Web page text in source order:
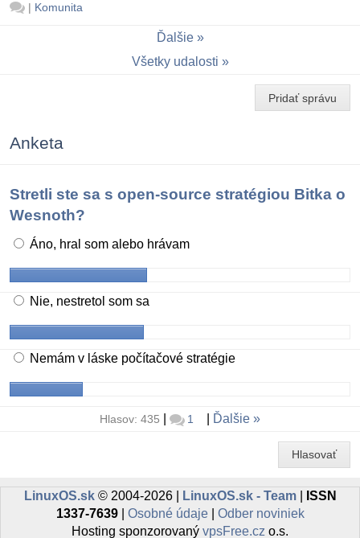
| Komunita
Ďalšie
Všetky udalosti
Pridať správu
Anketa
Stretli ste sa s open-source stratégiou Bitka o
Wesnoth?
Áno, hral som alebo hrávam
Nie, nestretol som sa
Nemám v láske počítačové stratégie
Hlasov: 435 1 Ďalšie
Hlasovať
LinuxOS.sk© 2004-2026 | LinuxOS.sk - Team|
ISSN
1337-7639| Osobné údaje| Odber noviniek
Hosting sponzorovaný vpsFree.cz o.s.